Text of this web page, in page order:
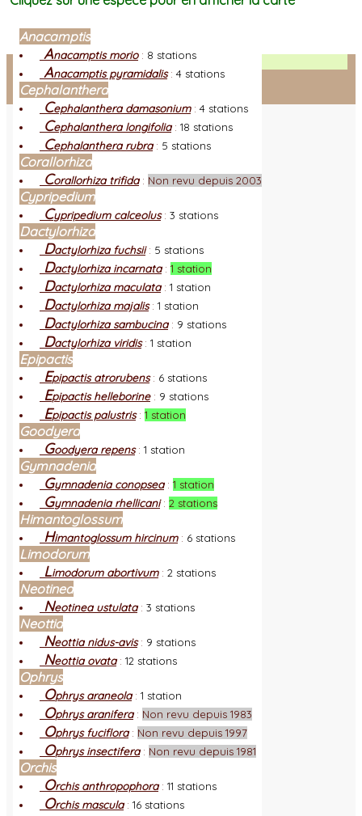
Facebook
Connexion adhérent
Anacamptis
Anacamptis morio: 8 stations
Anacamptis pyramidalis: 4 stations
Cephalanthera
Cephalanthera damasonium: 4 stations
Cephalanthera longifolia: 18 stations
Cephalanthera rubra: 5 stations
Corallorhiza
Corallorhiza trifida: Non revu depuis 2003
Cypripedium
Cypripedium calceolus: 3 stations
Dactylorhiza
Dactylorhiza fuchsii: 5 stations
Dactylorhiza incarnata: 1 station
Dactylorhiza maculata: 1 station
Dactylorhiza majalis: 1 station
Dactylorhiza sambucina: 9 stations
Dactylorhiza viridis: 1 station
Epipactis
Epipactis atrorubens: 6 stations
Epipactis helleborine: 9 stations
Epipactis palustris: 1 station
Goodyera
Goodyera repens: 1 station
Gymnadenia
Gymnadenia conopsea: 1 station
Gymnadenia rhellicani: 2 stations
Himantoglossum
Himantoglossum hircinum: 6 stations
Limodorum
Limodorum abortivum: 2 stations
Neotinea
Neotinea ustulata: 3 stations
Neottia
Neottia nidus-avis: 9 stations
Neottia ovata: 12 stations
Ophrys
Ophrys araneola: 1 station
Ophrys aranifera: Non revu depuis 1983
Ophrys fuciflora: Non revu depuis 1997
Ophrys insectifera: Non revu depuis 1981
Orchis
Orchis anthropophora: 11 stations
Orchis mascula: 16 stations